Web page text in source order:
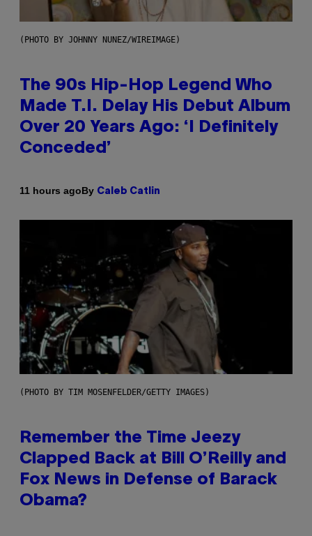
(PHOTO BY JOHNNY NUNEZ/WIREIMAGE)
The 90s Hip-Hop Legend Who
Made T.I. Delay His Debut Album
Over 20 Years Ago: ‘I Definitely
Conceded’
11 hours agoBy Caleb Catlin
(PHOTO BY TIM MOSENFELDER/GETTY IMAGES)
Remember the Time Jeezy
Clapped Back at Bill O’Reilly and
Fox News in Defense of Barack
Obama?